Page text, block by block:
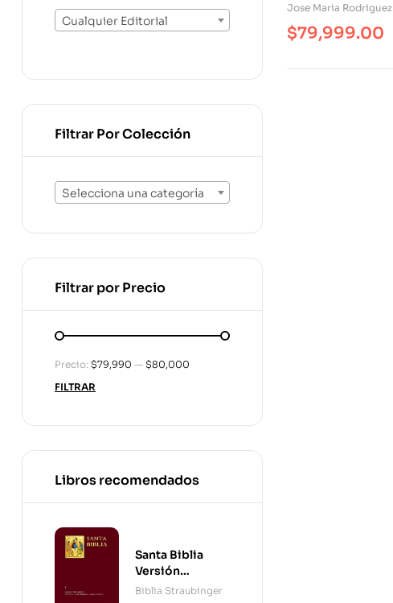
Jose Maria Rodriguez
$79,999.00
Cualquier Editorial
Filtrar Por Colección
Selecciona una categoría
Filtrar por Precio
FILTRAR
Precio: $79,990 — $80,000
Libros recomendados
Santa Biblia
Versión
Straubinger - 2
Biblia Straubinger